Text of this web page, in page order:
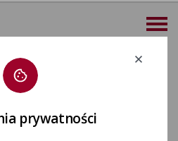
Deklaracja dostępności
prywatności